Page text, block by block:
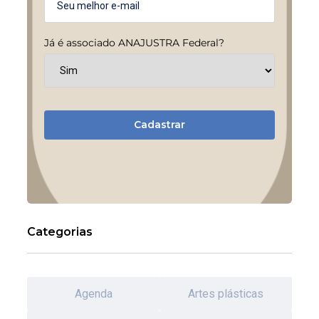
Já é associado ANAJUSTRA Federal?
Cadastrar
Categorias
Agenda Artes plásticas